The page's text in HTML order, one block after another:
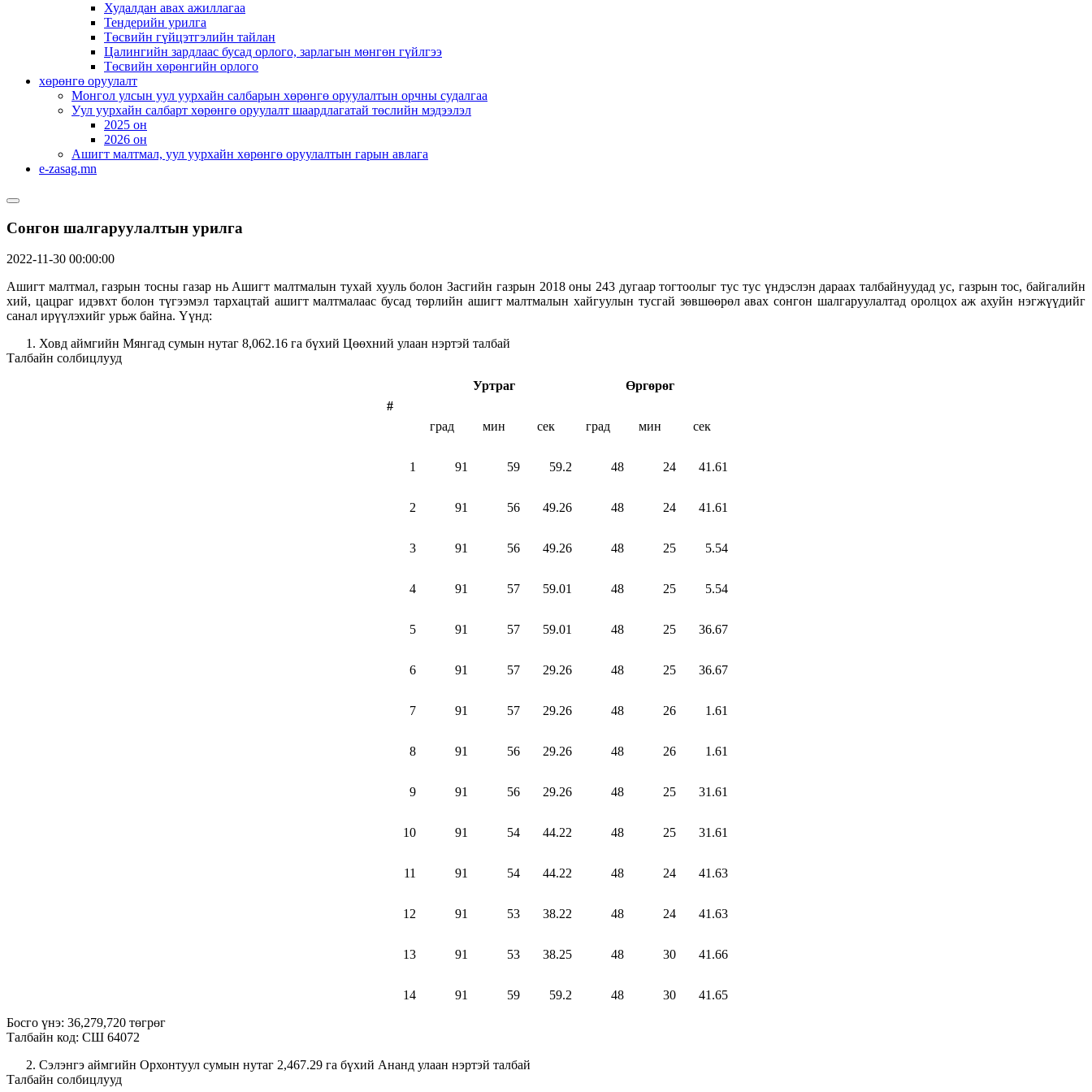
Худалдан авах ажиллагаа
Тендерийн урилга
Төсвийн гүйцэтгэлийн тайлан
Цалингийн зардлаас бусад орлого, зарлагын мөнгөн гүйлгээ
Төсвийн хөрөнгийн орлого
хөрөнгө оруулалт
Монгол улсын уул уурхайн салбарын хөрөнгө оруулалтын орчны судалгаа
Уул уурхайн салбарт хөрөнгө оруулалт шаардлагатай төслийн мэдээлэл
2025 он
2026 он
Ашигт малтмал, уул уурхайн хөрөнгө оруулалтын гарын авлага
e-zasag.mn
Сонгон шалгаруулалтын урилга
2022-11-30 00:00:00
Ашигт малтмал, газрын тосны газар нь Ашигт малтмалын тухай хууль болон Засгийн газрын 2018 оны 243 дугаар тогтоолыг тус тус үндэслэн дараах талбайнуудад ус, газрын тос, байгалийн
хий, цацраг идэвхт болон түгээмэл тархацтай ашигт малтмалаас бусад төрлийн ашигт малтмалын хайгуулын тусгай зөвшөөрөл авах сонгон шалгаруулалтад оролцох аж ахуйн нэгжүүдийг
санал ирүүлэхийг урьж байна. Үүнд:
Ховд аймгийн Мянгад сумын нутаг 8,062.16 га бүхий Цөөхний улаан нэртэй талбай
Талбайн солбицлууд
#
Уртраг Өргөрөг
град мин сек град мин сек
1 91 59 59.2 48 24 41.61
2 91 56 49.26 48 24 41.61
3 91 56 49.26 48 25 5.54
4 91 57 59.01 48 25 5.54
5 91 57 59.01 48 25 36.67
6 91 57 29.26 48 25 36.67
7 91 57 29.26 48 26 1.61
8 91 56 29.26 48 26 1.61
9 91 56 29.26 48 25 31.61
10 91 54 44.22 48 25 31.61
11 91 54 44.22 48 24 41.63
12 91 53 38.22 48 24 41.63
13 91 53 38.25 48 30 41.66
14 91 59 59.2 48 30
41.65
Босго үнэ: 36,279,720 төгрөг
Талбайн код: СШ 64072
Сэлэнгэ аймгийн Орхонтуул сумын нутаг 2,467.29 га бүхий Ананд улаан нэртэй талбай
Талбайн солбицлууд